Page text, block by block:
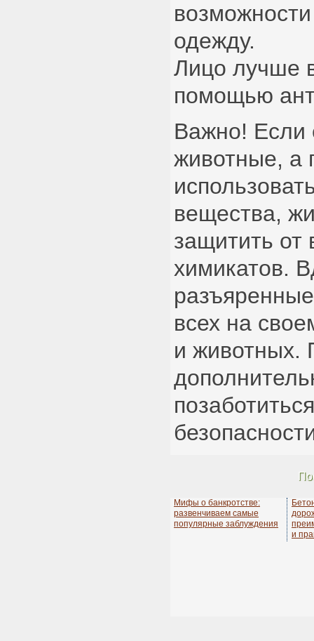
одежду.
Лицо лучше
помощью
Важно! Если
животные, а
вещества,
защитить от
химикатов.
всех на
и животных.
Мифы о банкротстве:
развенчиваем самые
популярные заблуждения
и